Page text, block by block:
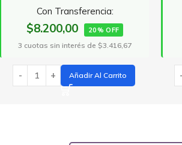
Con Transferencia:
$2.000,00 20% OFF
3 cuotas sin interés de $833,33
Añadir Al Carrito